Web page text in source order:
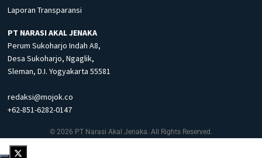
Laporan Transparansi
PT NARASI AKAL JENAKA
Perum Sukoharjo Indah A8,
Desa Sukoharjo, Ngaglik,
Sleman, D.I. Yogyakarta 55581
redaksi@mojok.co
+62-851-6282-0147
© 2026 PT Narasi Akal Jenaka. All Rights Reserved.